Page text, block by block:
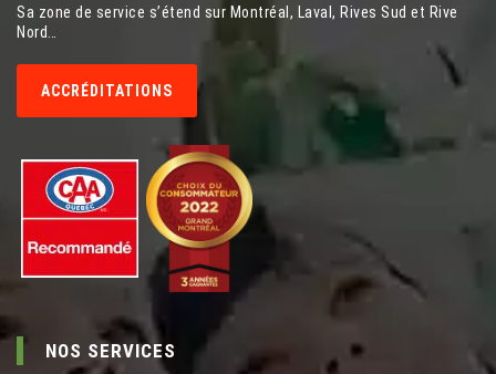
Sa zone de service s’étend sur Montréal, Laval, Rives Sud et Rive
Nord…
ACCRÉDITATIONS
NOS SERVICES